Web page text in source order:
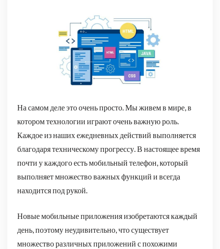
На самом деле это очень просто. Мы живем в мире, в
котором технологии играют очень важную роль.
Каждое из наших ежедневных действий выполняется
благодаря техническому прогрессу. В настоящее время
почти у каждого есть мобильный телефон, который
выполняет множество важных функций и всегда
находится под рукой.
Новые мобильные приложения изобретаются каждый
день, поэтому неудивительно, что существует
множество различных приложений с похожими